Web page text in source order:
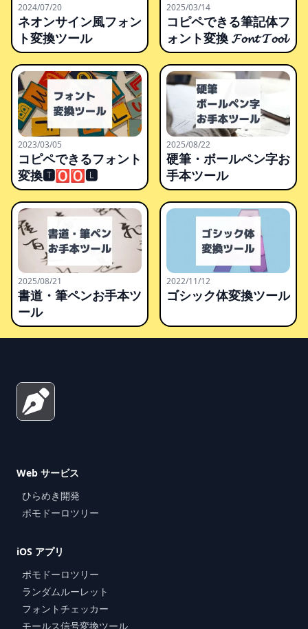
2024/07/20
ネオンサイン風フォン
ト変換ツール
2025/03/14
コピペできる筆記体フ
ォント変換 𝓕𝓸𝓷𝓽 𝓣𝓸𝓸𝓵
2023/03/05
コピペできるフォント
変換🆃🅾🅾🅻
2025/08/22
硬筆・ボールペン字お
手本ツール
2025/08/21
書道・筆ペンお手本ツ
ール
2022/11/12
ゴシック体変換ツール
Web サービス
ひらめき開発
ポモドーロツリー
iOS アプリ
ポモドーロツリー
ランダムルーレット
フォントチェッカー
モールス信号変換ツール